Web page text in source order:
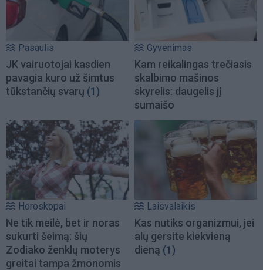
Pasaulis
JK vairuotojai kasdien
pavagia kuro už šimtus
tūkstančių svarų (1)
Gyvenimas
Kam reikalingas trečiasis
skalbimo mašinos
skyrelis: daugelis jį
sumaišo
Horoskopai
Ne tik meilė, bet ir noras
sukurti šeimą: šių
Zodiako ženklų moterys
greitai tampa žmonomis
Laisvalaikis
Kas nutiks organizmui, jei
alų gersite kiekvieną
dieną (1)